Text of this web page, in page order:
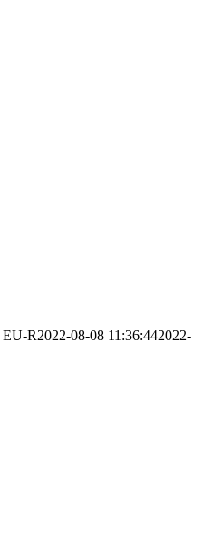
EU-R2022-08-08 11:36:442022-